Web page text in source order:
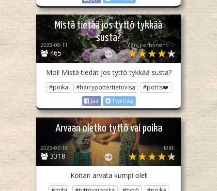
Mistä tietää jos tyttö tykkää
susta?
465
2023-08-11 ♡✨️Yön_perhonen✨♡
Moi! Mistä tiedät jos tyttö tykkää susta?
#poika #harrypottertietovisa
#pottis❤️
Jaa
Twiittaa
Arvaan oletko tyttö vai poika
3318
2023-07-18 MiBi
Koitan arvata kumpi olet